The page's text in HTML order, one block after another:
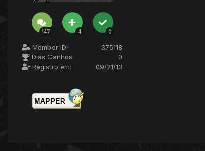
147 4 0
Member ID:
375118
Dias Ganhos:
0
Registro em:
09/21/13